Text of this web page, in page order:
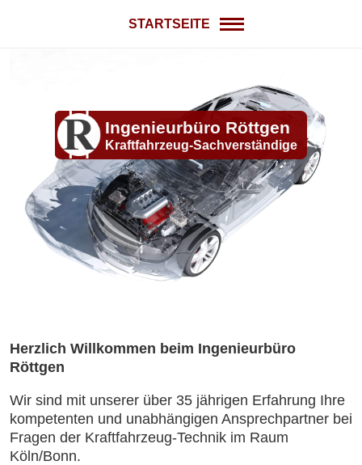
STARTSEITE
UNFALL - WAS NUN?
TEAM
KONTAKT
Ingenieurbüro Röttgen
Kraftfahrzeug-Sachverständige
Herzlich Willkommen beim Ingenieurbüro
Röttgen
Wir sind mit unserer über 35 jährigen Erfahrung Ihre
kompetenten und unabhängigen Ansprechpartner bei
Fragen der Kraftfahrzeug-Technik im Raum
Köln/Bonn.